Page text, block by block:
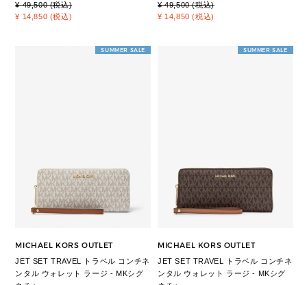
¥ 49,500 (税込)
¥ 14,850 (税込)
¥ 49,500 (税込)
¥ 14,850 (税込)
SUMMER SALE
MICHAEL KORS OUTLET
JET SET TRAVEL トラベル コンチネ
ンタル ウォレット ラージ - MKシグ
SUMMER SALE
MICHAEL KORS OUTLET
JET SET TRAVEL トラベル コンチネ
ンタル ウォレット ラージ - MKシグ